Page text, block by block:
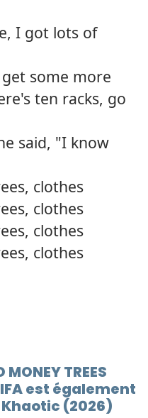
I got lots of
some more
ten racks, go
said, "I know
clothes
clothes
clothes
clothes
TREES
est également
(2026)